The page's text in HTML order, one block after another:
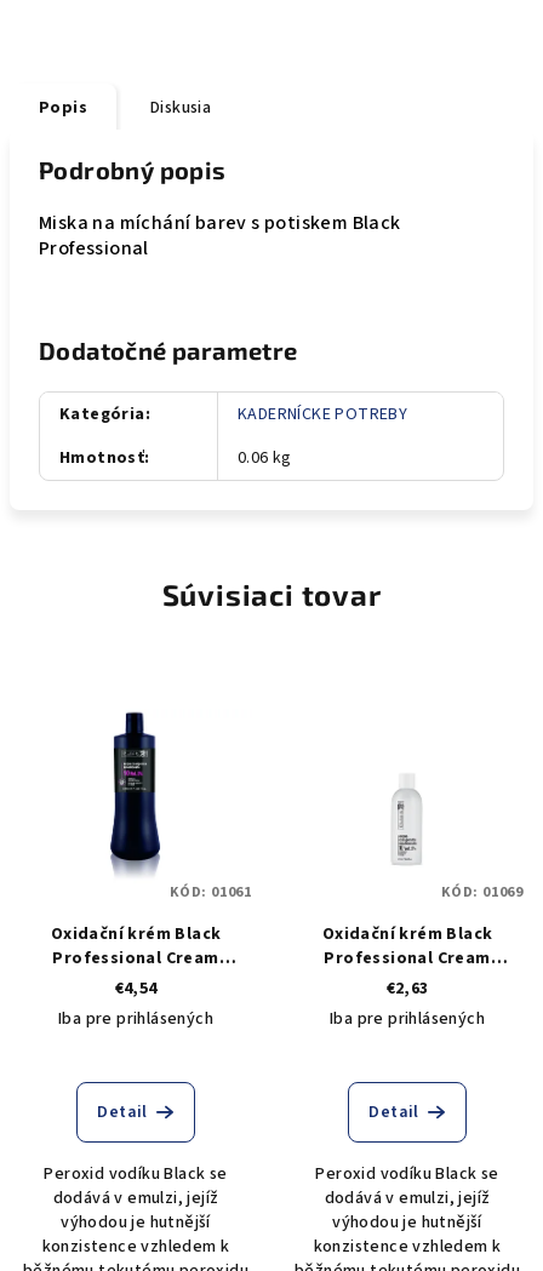
Popis Diskusia
Podrobný popis
Miska na míchání barev s potiskem Black
Professional
Dodatočné parametre
Kategória:
KADERNÍCKE POTREBY
Hmotnosť: 0.06 kg
Súvisiaci tovar
Oxidační krém Black
Professional Cream
Peroxide 10 VOL 3% - 1000
ml
€4,54
Iba pre prihlásených
Detail
Peroxid vodíku Black se
dodává v emulzi, jejíž
výhodou je hutnější
konzistence vzhledem k
KÓD: 01061
Oxidační krém Black
Professional Cream
Peroxide 10 VOL 3% - 250 ml
€2,63
Iba pre prihlásených
Detail
Peroxid vodíku Black se
dodává v emulzi, jejíž
výhodou je hutnější
konzistence vzhledem k
KÓD: 01069